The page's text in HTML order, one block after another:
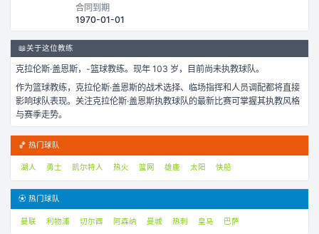
合同到期
1970-01-01
📖关于这位教练
克拉伦斯·盖恩斯， -篮球教练。 现年 103 岁，
目前尚未执教球队。
作为篮球教练， 克拉伦斯·盖恩斯的战术选择、临场指挥和人员调配都将直接
影响球队表现。关注克拉伦斯·盖恩斯执教球队的最新比赛可掌握其执教风格
与赛季走势。
🏀 热门球队
湖人 勇士 凯尔特人 热火 篮网 雄鹿 太阳 快船
⚽ 热门球队
曼联 利物浦 切尔西 阿森纳 曼城 热刺 皇马 巴萨